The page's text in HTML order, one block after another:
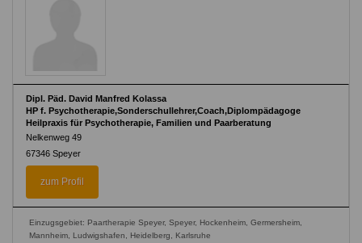
Dipl. Päd. David Manfred Kolassa
HP f. Psychotherapie,Sonderschullehrer,Coach,Diplompädagoge
Heilpraxis für Psychotherapie, Familien und Paarberatung
Nelkenweg 49
67346 Speyer
zum Profil
Einzugsgebiet: Paartherapie Speyer, Speyer, Hockenheim, Germersheim,
Mannheim, Ludwigshafen, Heidelberg, Karlsruhe